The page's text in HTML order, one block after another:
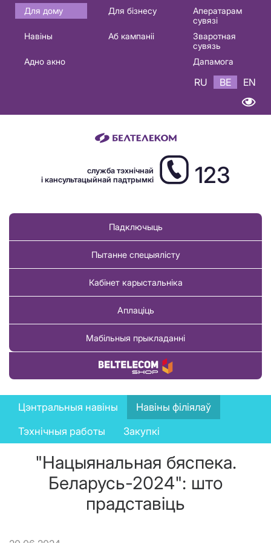
Основная
навигация
Для дому Для бізнесу
Аператарам
сувязі
Навіны
Аб кампаніі
Зваротная
сувязь
Адно акно
Дапамога
RU BE EN
служба тэхнічнай
і кансультацыйнай падтрымкі
123
Падключыць
Пытанне спецыялісту
Кабінет карыстальніка
Аплаціць
Мабільныя прыкладанні
Купіць тавар
News
menu
Цэнтральныя навіны
Навіны філіялаў
Тэхнічныя работы
Закупкі
"Нацыянальная бяспека.
Беларусь-2024": што
прадставіць